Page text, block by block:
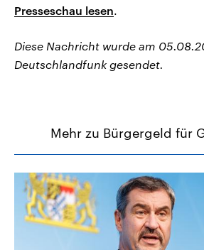
Presseschau lesen.
Diese Nachricht wurde am
Deutschlandfunk gesendet.
Mehr zu Bürgergeld für